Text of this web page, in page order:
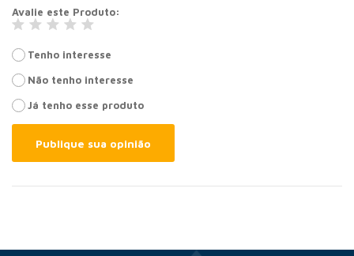
Avalie este Produto
Tenho interesse
Não tenho interesse
Já tenho esse produto
Publique sua opinião